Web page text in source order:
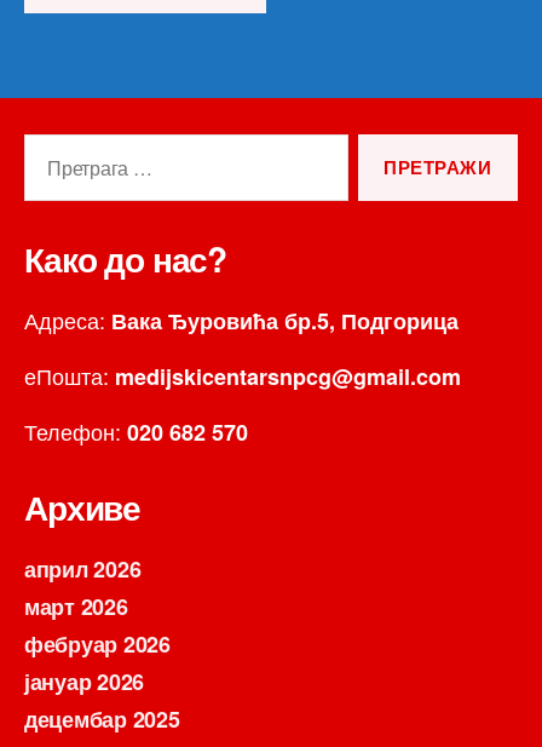
Како до нас?
Адреса: Вака Ђуровића бр.5, Подгорица
еПошта: medijskicentarsnpcg@gmail.com
Телефон: 020 682 570
Архиве
април 2026
март 2026
фебруар 2026
јануар 2026
децембар 2025